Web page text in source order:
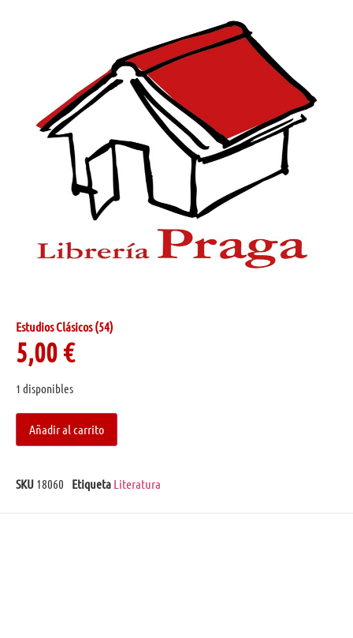
Estudios Clásicos (54)
5,00€
1 disponibles
Añadir al carrito
SKU 18060 Etiqueta Literatura